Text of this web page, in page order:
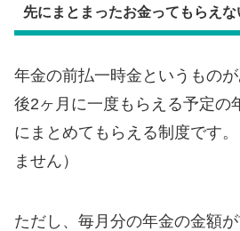
先にまとまったお金ってもらえな
年金の前払一時金というもの
後2ヶ月に一度もらえる予定の
にまとめてもらえる制度です
ません）
ただし、毎月分の年金の金額